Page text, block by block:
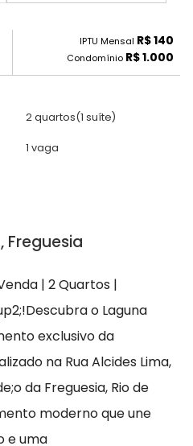
IPTU Mensal R$ 140
Condomínio R$ 1.000
2 quartos(1 suíte)
1 vaga
| 2 Quartos |
o Laguna
exclusivo da
na Rua Alcides Lima,
da Freguesia, Rio de
moderno que une
e uma